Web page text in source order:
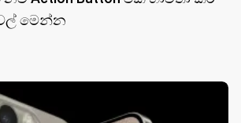
මෙන්න